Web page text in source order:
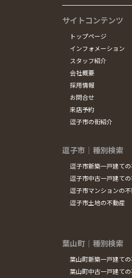
サイトコンテンツ
トップページ
インフォメーション
スタッフ紹介
会社概要
採用情報
お問合せ
来店予約
逗子市の街紹介
逗子市｜種別検索
逗子市新築一戸建て
逗子市中古一戸建て
逗子市マンションの
逗子市土地の不動産
葉山町｜種別検索
葉山町新築一戸建て
葉山町中古一戸建て